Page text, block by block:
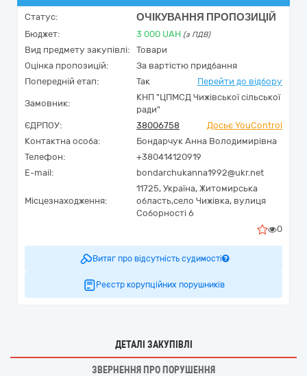
Статус: ОЧІКУВАННЯ ПРОПОЗИЦІЙ
Бюджет: 3 000 UAH (з ПДВ)
Вид предмету закупівлі:
Товари
Оцінка пропозицій:
За вартістю придбання
Попередній етап:
Так Перейти до відбору
Замовник:
КНП "ЦПМСД Чижівської сільської
ради"
ЄДРПОУ:
38006758
Досьє YouControl
Контактна особа:
Бондарчук Анна Володимирівна
Телефон:
+380414120919
E-mail:
bondarchukanna1992@ukr.net
Місцезнаходження:
11725, Україна, Житомирська
область,село Чижівка, вулиця
Соборності 6
0
Витяг про відсутність судимості
Реєстр корупційних порушників
ДЕТАЛІ ЗАКУПІВЛІ
ЗВЕРНЕННЯ ПРО ПОРУШЕННЯ